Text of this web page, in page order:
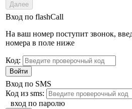
Далее
Вход по flashCall
На ваш номер поступит звонок,
номера в поле ниже
Код:
Войти
Вход по SMS
Код из sms:
вход по паролю